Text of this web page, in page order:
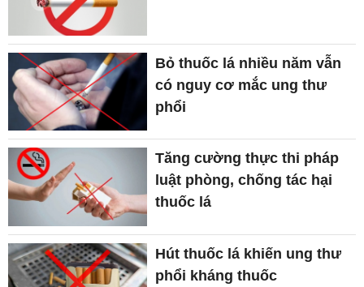
Bỏ thuốc lá nhiều năm vẫn
có nguy cơ mắc ung thư
phổi
Tăng cường thực thi pháp
luật phòng, chống tác hại
thuốc lá
Hút thuốc lá khiến ung thư
phổi kháng thuốc